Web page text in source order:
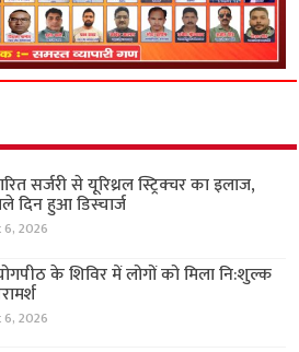
सर्जरी से यूरिथ्रल स्ट्रिक्चर का इलाज,
दिन हुआ डिस्चार्ज
2026
के शिविर में लोगों को मिला नि:शुल्क
2026